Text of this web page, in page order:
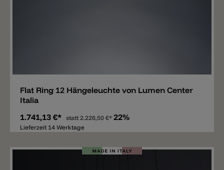
Flat Ring 12 Hängeleuchte von Lumen Center
Italia
1.741,13 €* statt2.226,50 €* 22%
Lieferzeit 14 Werktage